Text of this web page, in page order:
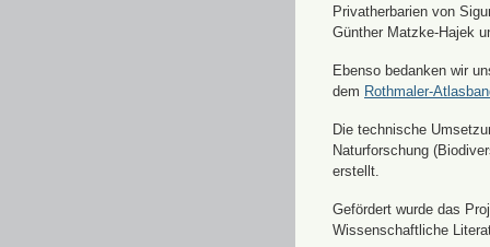
Privatherbarien von
Günther Matzke-Hajek
Ebenso bedanken wir
dem Rothmaler-
Die technische
Naturforschung
erstellt.
Gefördert wurde das
Wissenschaftliche